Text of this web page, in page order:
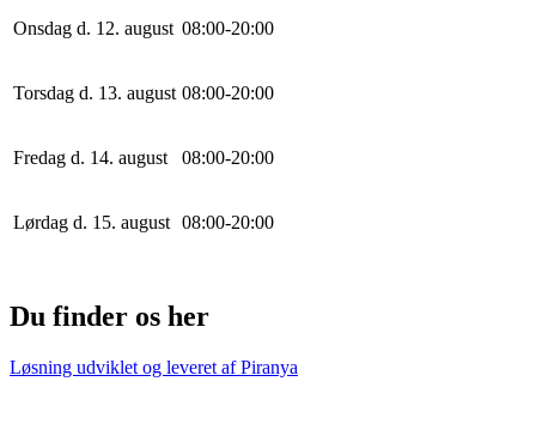
Onsdag d. 12. august 08:00-20:00
Torsdag d. 13. august 08:00-20:00
Fredag d. 14. august 08:00-20:00
Lørdag d. 15. august 08:00-20:00
Du finder os her
Løsning udviklet og leveret afPiranya